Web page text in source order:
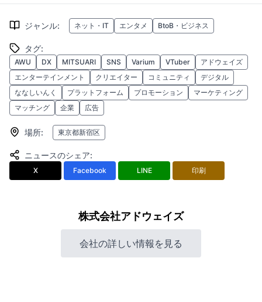
ジャンル: ネット・IT エンタメ BtoB・ビジネス
タグ:
AWU DX MITSUARI SNS Varium VTuber
アドウェイズ
エンターテインメント
クリエイター コミュニティ
デジタル
ななしいんく
プラットフォーム プロモーション
マーケティング
マッチング
企業 広告
場所: 東京都新宿区
ニュースのシェア:
X Facebook LINE 印刷
株式会社アドウェイズ
会社の詳しい情報を見る